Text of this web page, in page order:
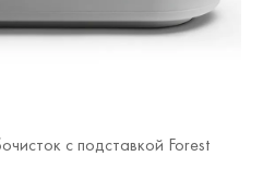
с подставкой Forest